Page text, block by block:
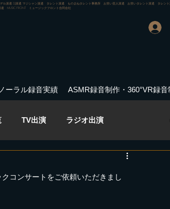
ル派遣 DJ派遣 マジシャン派遣 タレント派遣 ものまねタレント事務所 お笑い芸人派遣 お笑いタレント派遣 タレン
遣 MUSIC FRONT ミュージックフロント合同会社
ーラル録音実績 ASMR録音制作・360°VR録
TV出演 ラジオ出演
審査員
コンサートをご依頼いただきまし